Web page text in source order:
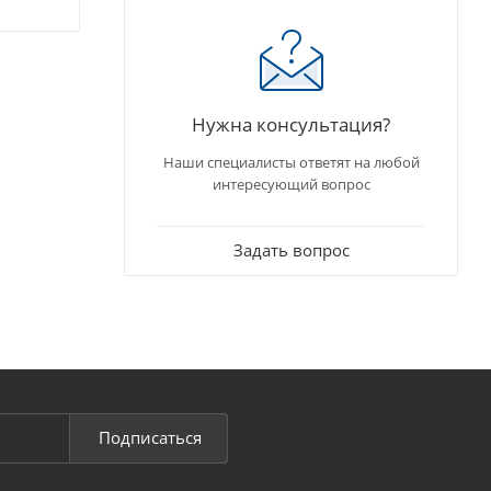
Нужна консультация?
Наши специалисты ответят на любой
интересующий вопрос
Задать вопрос
Подписаться